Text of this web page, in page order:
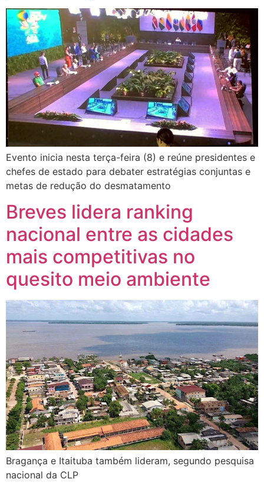
Evento inicia nesta terça-feira (8) e reúne presidentes e
chefes de estado para debater estratégias conjuntas e
metas de redução do desmatamento
Breves lidera ranking
nacional entre as cidades
mais competitivas no
quesito meio ambiente
Bragança e Itaituba também lideram, segundo pesquisa
nacional da CLP